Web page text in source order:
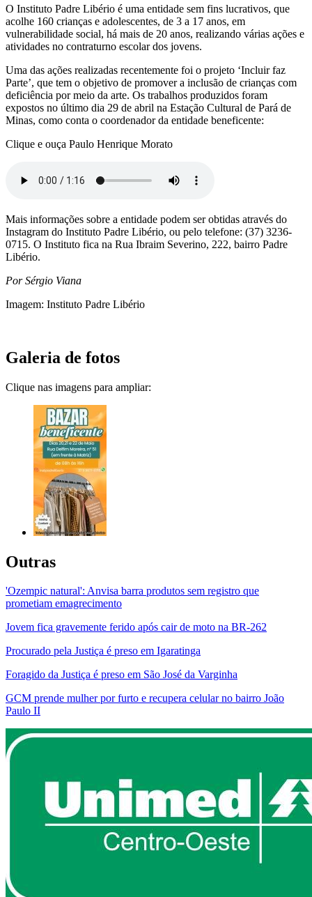
O Instituto Padre Libério é uma entidade sem fins lucrativos, que
acolhe 160 crianças e adolescentes, de 3 a 17 anos, em
vulnerabilidade social, há mais de 20 anos, realizando várias ações e
atividades no contraturno escolar dos jovens.
Uma das ações realizadas recentemente foi o projeto ‘Incluir faz
Parte’, que tem o objetivo de promover a inclusão de crianças com
deficiência por meio da arte. Os trabalhos produzidos foram
expostos no último dia 29 de abril na Estação Cultural de Pará de
Minas, como conta o coordenador da entidade beneficente:
Clique e ouça Paulo Henrique Morato
Mais informações sobre a entidade podem ser obtidas através do
Instagram do Instituto Padre Libério, ou pelo telefone: (37) 3236-
0715. O Instituto fica na Rua Ibraim Severino, 222, bairro Padre
Libério.
Por Sérgio Viana
Imagem: Instituto Padre Libério
Galeria de fotos
Clique nas imagens para ampliar:
Outras
'Ozempic natural': Anvisa barra produtos sem registro que
prometiam emagrecimento
Jovem fica gravemente ferido após cair de moto na BR-262
Procurado pela Justiça é preso em Igaratinga
Foragido da Justiça é preso em São José da Varginha
GCM prende mulher por furto e recupera celular no bairro João
Paulo II